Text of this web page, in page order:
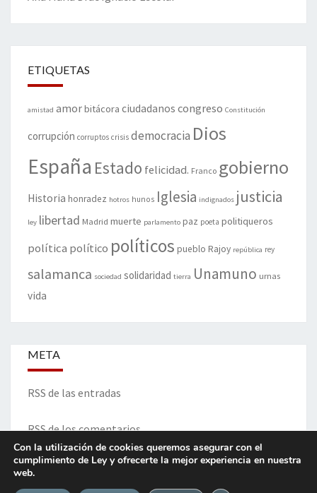
ETIQUETAS
amistad amorbitácora ciudadanos congreso Constitución
corrupción corruptos crisis democracia Dios
España Estado felicidad. Franco gobierno
Historia honradez hotros hunos Iglesia indignados justicia
ley libertad Madrid muerte parlamento paz poeta politiqueros
política político políticos pueblo Rajoy república rey
salamanca sociedad solidaridad tierra Unamuno urnas
vida
META
RSS de las entradas
RSS de los comentarios
Con la utilización de cookies queremos asegurar con el
cumplimiento de Ley y ofrecerte la mejor experiencia en nuestra
web.